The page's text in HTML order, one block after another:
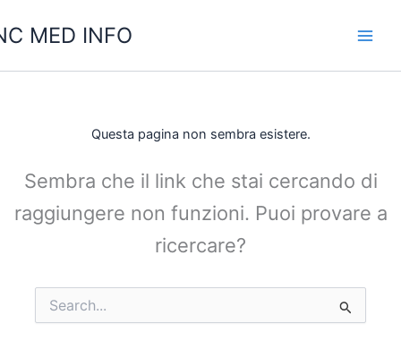
al
MED INFO
Questa pagina non sembra esistere.
Sembra che il link che stai cercando di
raggiungere non funzioni. Puoi provare a
ricercare?
Cerca: